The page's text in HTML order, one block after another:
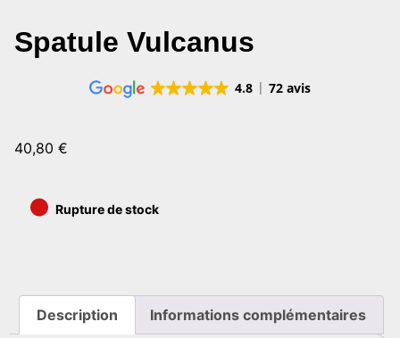
Spatule Vulcanus
4.8 72 avis
40,80 €
• Rupture de stock
Description Informations complémentaires